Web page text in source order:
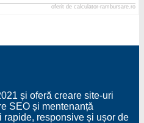
oferit decalculator-rambursare.ro
și oferă creare site-uri
SEO și mentenanță
responsive și ușor de